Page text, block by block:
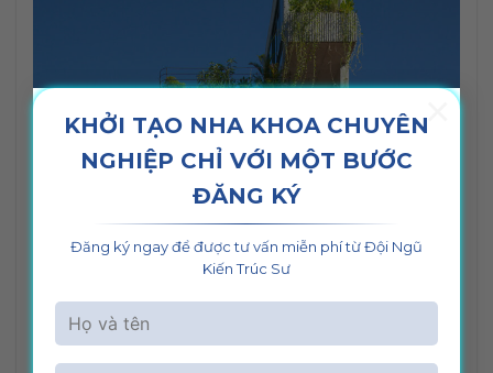
KHỞI TẠO NHA KHOA CHUYÊN
NGHIỆP CHỈ VỚI MỘT BƯỚC
ĐĂNG KÝ
Đăng ký ngay để được tư vấn miễn phí từ Đội Ngũ
Kiến Trúc Sư
×